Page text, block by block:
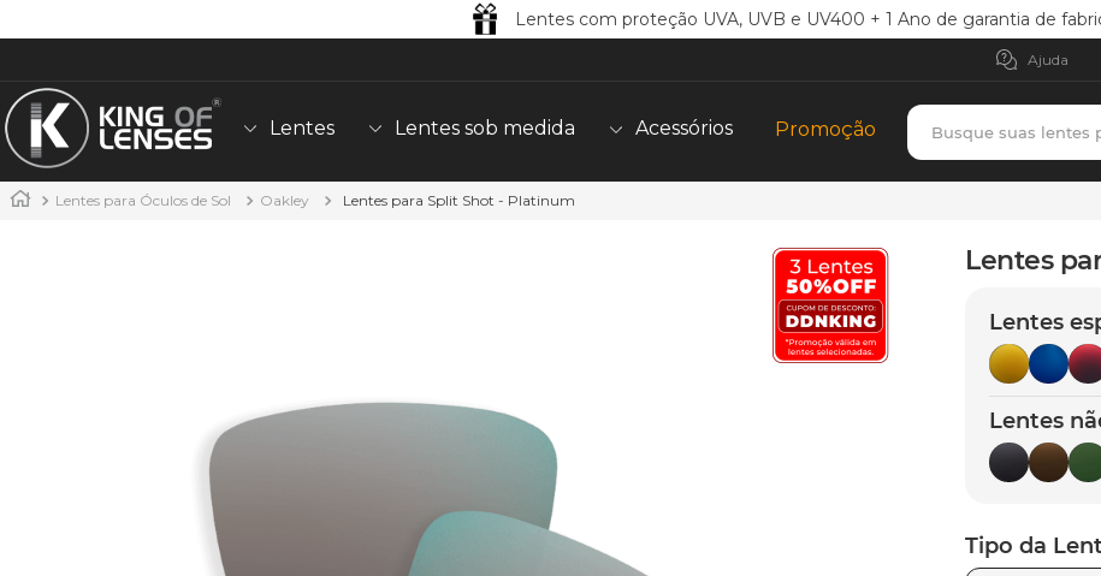
Lentes com proteção UVA, UVB e UV400 + 1 Ano de garantia de
Ajuda
Lentes Lentes sob medida Acessórios Promoção
Busque suas
Lentes para Óculos de Sol Oakley Lentes para Split Shot - Platinum
Lentes
Lentes
Lentes
Tipo da